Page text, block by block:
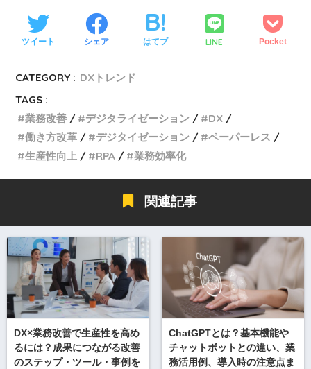
ツイート シェア はてブ LINE Pocket
CATEGORY : DXトレンド
TAGS :
業務改善
デジタライゼーション
DX
働き方改革
デジタイゼーション
ペーパーレス
生産性向上
RPA 業務効率化
関連記事
DX×業務改善で生産性を高め
るには？成果につながる改善
のステップ・ツール・事例を
ChatGPTとは？基本機能や
チャットボットとの違い、業
務活用例、導入時の注意点ま